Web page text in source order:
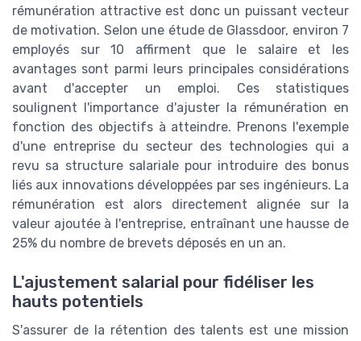
rémunération attractive est donc un puissant vecteur
de motivation. Selon une étude de Glassdoor, environ 7
employés sur 10 affirment que le salaire et les
avantages sont parmi leurs principales considérations
avant d'accepter un emploi. Ces statistiques
soulignent l'importance d'ajuster la rémunération en
fonction des objectifs à atteindre. Prenons l'exemple
d'une entreprise du secteur des technologies qui a
revu sa structure salariale pour introduire des bonus
liés aux innovations développées par ses ingénieurs. La
rémunération est alors directement alignée sur la
valeur ajoutée à l'entreprise, entraînant une hausse de
25% du nombre de brevets déposés en un an.
L'ajustement salarial pour fidéliser les
hauts potentiels
S'assurer de la rétention des talents est une mission